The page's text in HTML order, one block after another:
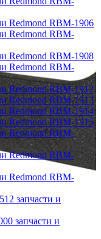
Redmond RBM-1906
Redmond RBM-
Redmond RBM-1908
Redmond RBM-
Redmond RBM-1912
Redmond RBM-1913
Redmond RBM-1914
Redmond RBM-1915
Redmond RBM-
Redmond RBM-
Redmond RBM-
запчасти и
запчасти и